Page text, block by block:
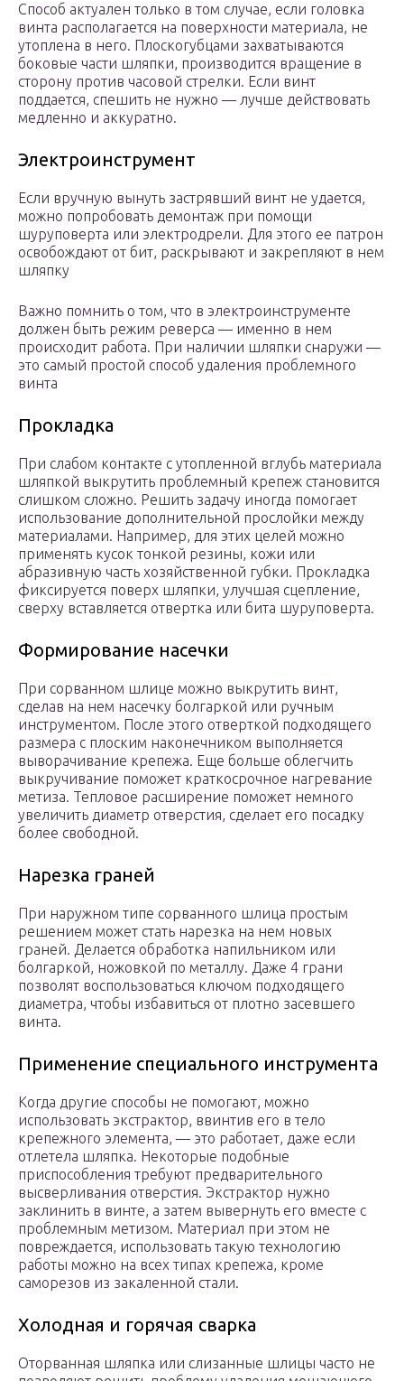
Способ актуален только в том случае, если головка
винта располагается на поверхности материала, не
утоплена в него. Плоскогубцами захватываются
боковые части шляпки, производится вращение в
сторону против часовой стрелки. Если винт
поддается, спешить не нужно — лучше действовать
медленно и аккуратно.
Электроинструмент
Если вручную вынуть застрявший винт не удается,
можно попробовать демонтаж при помощи
шуруповерта или электродрели. Для этого ее патрон
освобождают от бит, раскрывают и закрепляют в нем
шляпку
Важно помнить о том, что в электроинструменте
должен быть режим реверса — именно в нем
происходит работа. При наличии шляпки снаружи —
это самый простой способ удаления проблемного
винта
Прокладка
При слабом контакте с утопленной вглубь материала
шляпкой выкрутить проблемный крепеж становится
слишком сложно. Решить задачу иногда помогает
использование дополнительной прослойки между
материалами. Например, для этих целей можно
применять кусок тонкой резины, кожи или
абразивную часть хозяйственной губки. Прокладка
фиксируется поверх шляпки, улучшая сцепление,
сверху вставляется отвертка или бита шуруповерта.
Формирование насечки
При сорванном шлице можно выкрутить винт,
сделав на нем насечку болгаркой или ручным
инструментом. После этого отверткой подходящего
размера с плоским наконечником выполняется
выворачивание крепежа. Еще больше облегчить
выкручивание поможет краткосрочное нагревание
метиза. Тепловое расширение поможет немного
увеличить диаметр отверстия, сделает его посадку
более свободной.
Нарезка граней
При наружном типе сорванного шлица простым
решением может стать нарезка на нем новых
граней. Делается обработка напильником или
болгаркой, ножовкой по металлу. Даже 4 грани
позволят воспользоваться ключом подходящего
диаметра, чтобы избавиться от плотно засевшего
винта.
Применение специального инструмента
Когда другие способы не помогают, можно
использовать экстрактор, ввинтив его в тело
крепежного элемента, — это работает, даже если
отлетела шляпка. Некоторые подобные
приспособления требуют предварительного
высверливания отверстия. Экстрактор нужно
заклинить в винте, а затем вывернуть его вместе с
проблемным метизом. Материал при этом не
повреждается, использовать такую технологию
работы можно на всех типах крепежа, кроме
саморезов из закаленной стали.
Холодная и горячая сварка
Оторванная шляпка или слизанные шлицы часто не